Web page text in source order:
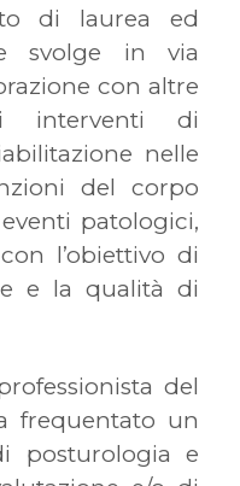
di laurea ed
svolge in via
con altre
interventi di
nelle
del corpo
patologici,
l’obiettivo di
e la qualità di
del
frequentato un
posturologia e